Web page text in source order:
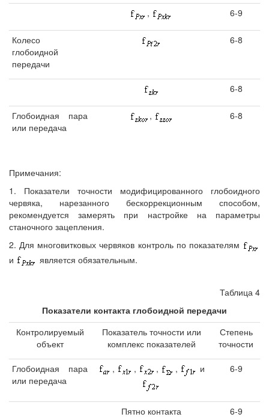
, 6-9
Колесо
глобоидной
передачи
6-8
6-8
Глобоидная пара
или передача
, 6-8
Примечания:
1. Показатели точности модифицированного глобоидного
червяка, нарезанного бескоррекционным способом,
рекомендуется замерять при настройке на параметры
станочного зацепления.
2. Для многовитковых червяков контроль по показателям
и
является обязательным.
Таблица 4
Показатели контакта глобоидной передачи
Контролируемый
объект
Показатель точности или
комплекс показателей
Степень
точности
Глобоидная пара
или передача
, , , , и 6-9
Пятно контакта 6-9